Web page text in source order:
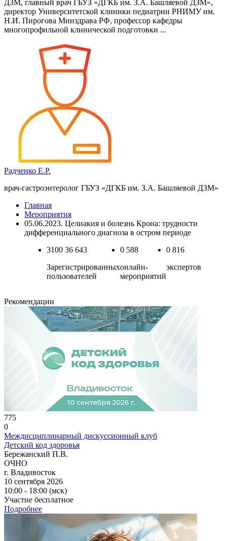
ДЗМ, главный врач ГБУЗ «ДГКБ им. З.А. Башляевой ДЗМ»,
директор Университетской клиники педиатрии РНИМУ им.
Н.И. Пирогова Минздрава РФ, профессор кафедры
многопрофильной клинической подготовки ...
Радченко Е.Р.
врач-гастроэнтеролог ГБУЗ «ДГКБ им. З.А. Башляевой ДЗМ»
Главная
Мероприятия
05.06.2023. Целиакия и болезнь Крона: трудности
дифференциального диагноза в остром периоде
3100 36 643
Зарегистрированных
пользователей
0 588
онлайн-
мероприятий
0 816
экспертов
Рекомендации
775
0
Междисциплинарный дискуссионный клуб
Детский код здоровья
Бережанский П.В.
ОЧНО
г. Владивосток
10 сентября 2026
10:00 - 18:00 (мск)
Участие бесплатное
Подробнее